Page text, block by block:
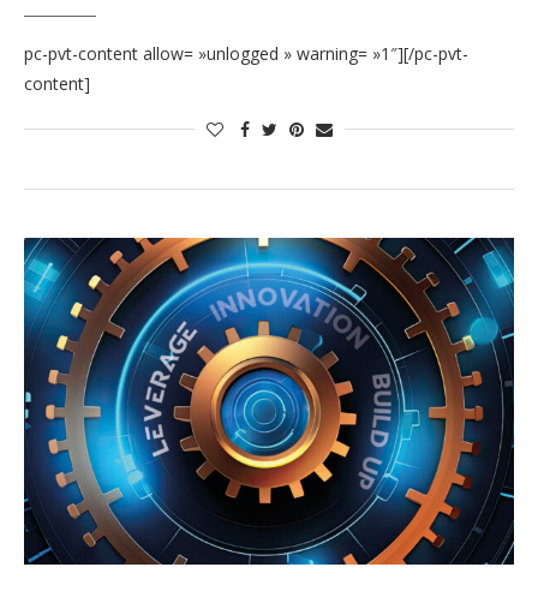
pc-pvt-content allow= »unlogged » warning= »1″][/pc-pvt-
content]